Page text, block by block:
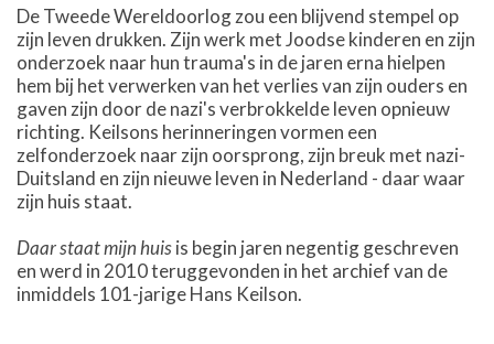
De Tweede Wereldoorlog zou een blijvend stempel op
zijn leven drukken. Zijn werk met Joodse kinderen en zijn
onderzoek naar hun trauma's in de jaren erna hielpen
hem bij het verwerken van het verlies van zijn ouders en
gaven zijn door de nazi's verbrokkelde leven opnieuw
richting. Keilsons herinneringen vormen een
zelfonderzoek naar zijn oorsprong, zijn breuk met nazi-
Duitsland en zijn nieuwe leven in Nederland - daar waar
zijn huis staat.
Daar staat mijn huisis begin jaren negentig geschreven
en werd in 2010 teruggevonden in het archief van de
inmiddels 101-jarige Hans Keilson.